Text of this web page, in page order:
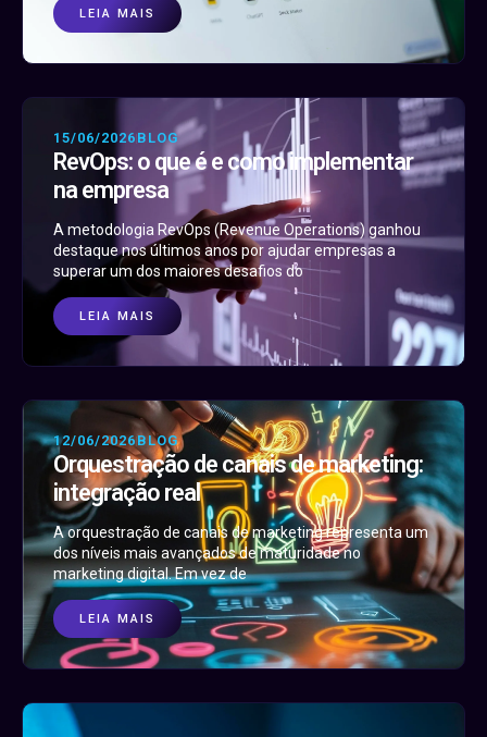
LEIA MAIS
15/06/2026 BLOG
RevOps: o que é e como implementar
na empresa
A metodologia RevOps (Revenue Operations) ganhou
destaque nos últimos anos por ajudar empresas a
superar um dos maiores desafios do
LEIA MAIS
12/06/2026 BLOG
Orquestração de canais de marketing:
integração real
A orquestração de canais de marketing representa um
dos níveis mais avançados de maturidade no
marketing digital. Em vez de
LEIA MAIS